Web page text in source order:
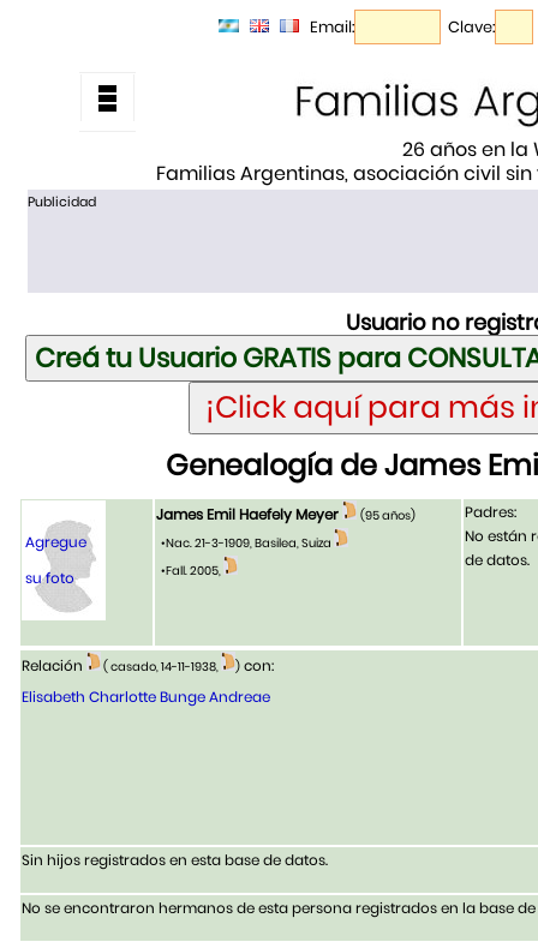
Email: Clave:
26 años en la
Familias Argentinas, asociación civil
Publicidad
Usuario no
Genealogía de James
Agregue
su foto
James Emil Haefely Meyer
(95 años)
•Nac. 21-3-1909, Basilea, Suiza
•Fall. 2005,
Padres:
No están
de datos.
Relación ( casado, 14-11-1938, ) con:
Elisabeth Charlotte Bunge Andreae
Sin hijos registrados en esta base de datos.
No se encontraron hermanos de esta persona registrados en la base